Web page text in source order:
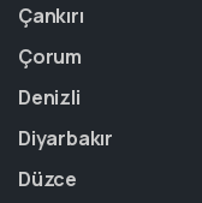
Çankırı
Çorum
Denizli
Diyarbakır
Düzce